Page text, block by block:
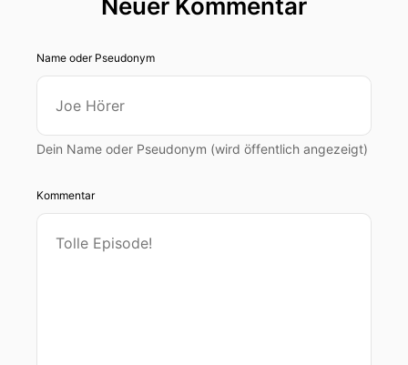
Neuer Kommentar
Name oder Pseudonym
Dein Name oder Pseudonym (wird öffentlich angezeigt)
Kommentar